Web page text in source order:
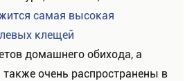
самая высокая
клещей
домашнего обихода, а
также очень распространены в